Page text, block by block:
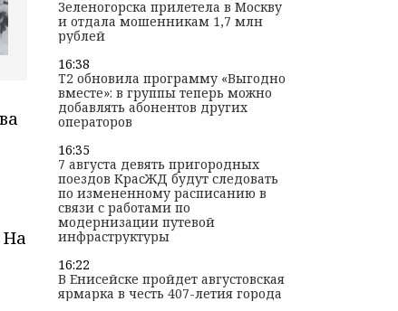
На
Зеленогорска прилетела в Москву
и отдала мошенникам 1,7 млн
рублей
16:38
T2 обновила программу «Выгодно
вместе»: в группы теперь можно
добавлять абонентов других
операторов
16:35
7 августа девять пригородных
поездов КрасЖД будут следовать
по измененному расписанию в
связи с работами по
модернизации путевой
инфраструктуры
16:22
В Енисейске пройдет августовская
ярмарка в честь 407-летия города